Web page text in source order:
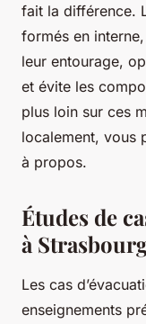
fait la différence.
formés en
leur entourage,
et évite les
plus loin sur ces
localement, vous
à propos.
Études de
à
Les cas
enseignements